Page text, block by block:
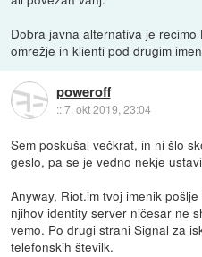
Dobra javna alternativa je
omrežje in klienti pod drugim
poweroff
::7. okt 2019, 23:04
Sem poskušal večkrat, in ni šlo
geslo, pa se je vedno nekje
Anyway, Riot.im tvoj imenik
njihov identity server ničesar ne
vemo. Po drugi strani Signal za
telefonskih številk.